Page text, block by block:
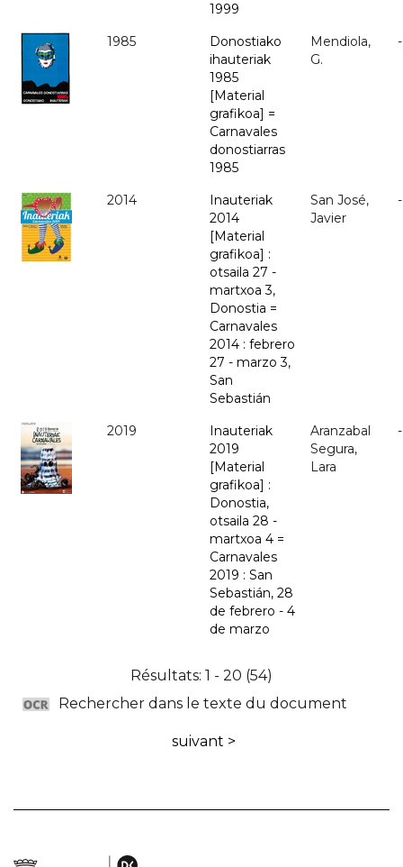
1999
1985
Donostiako
ihauteriak
1985
[Material
grafikoa] =
Carnavales
donostiarras
1985
Mendiola,
G.
-
2014
Inauteriak
2014
[Material
grafikoa] :
otsaila 27 -
martxoa 3,
Donostia =
Carnavales
2014 : febrero
27 - marzo 3,
San
Sebastián
San José,
Javier
-
2019
Inauteriak
2019
[Material
grafikoa] :
Donostia,
otsaila 28 -
martxoa 4 =
Carnavales
2019 : San
Sebastián, 28
de febrero - 4
de marzo
Aranzabal
Segura,
Lara
-
Résultats: 1 - 20 (54)
Rechercher dans le texte du document
suivant >